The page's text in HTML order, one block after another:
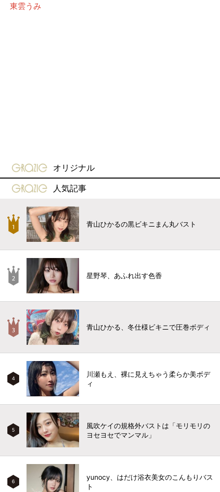
東雲うみ
gravure-grazie
オリジナル
gravure-grazie
人気記事
青山ひかるの黒ビキニまん丸バスト
星野琴、あふれ出す色香
青山ひかる、冬仕様ビキニで圧巻ボディ
4
川瀬もえ、裸に見えちゃう柔らか美ボデ
ィ
5
風吹ケイの規格外バストは「モリモリの
ヨセヨセでマンマル」
6
yunocy、はだけ浴衣美女のこんもりバス
ト